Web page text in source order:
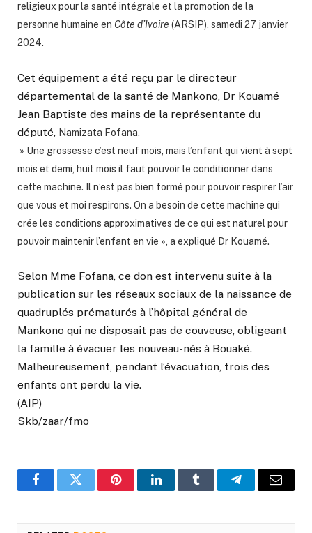
religieux pour la santé intégrale et la promotion de la
personne humaine en Côte d’Ivoire (ARSIP), samedi 27 janvier
2024.
Cet équipement a été reçu par le directeur
départemental de la santé de Mankono, Dr Kouamé
Jean Baptiste des mains de la représentante du
député, Namizata Fofana.
» Une grossesse c’est neuf mois, mais l’enfant qui vient à sept
mois et demi, huit mois il faut pouvoir le conditionner dans
cette machine. Il n’est pas bien formé pour pouvoir respirer l’air
que vous et moi respirons. On a besoin de cette machine qui
crée les conditions approximatives de ce qui est naturel pour
pouvoir maintenir l’enfant en vie », a expliqué Dr Kouamé.
Selon Mme Fofana, ce don est intervenu suite à la
publication sur les réseaux sociaux de la naissance de
quadruplés prématurés à l’hôpital général de
Mankono qui ne disposait pas de couveuse, obligeant
la famille à évacuer les nouveau-nés à Bouaké.
Malheureusement, pendant l’évacuation, trois des
enfants ont perdu la vie.
(AIP)
Skb/zaar/fmo
FacebookTwitter PinterestLinkedInTumblr TelegramEmail